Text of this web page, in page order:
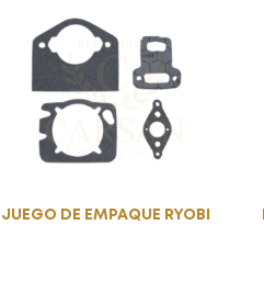
JUEGO DE EMPAQUE RYOBI